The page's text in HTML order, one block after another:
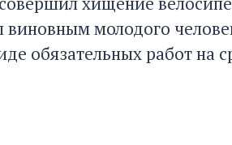
молодого
обязательных работ на